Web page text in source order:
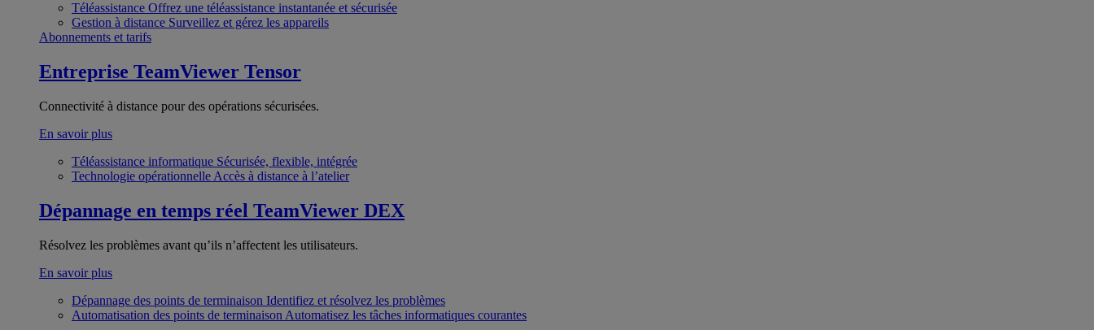
Téléassistance Offrez une téléassistance instantanée et sécurisée
Gestion à distance Surveillez et gérez les appareils
Abonnements et tarifs
Entreprise TeamViewer Tensor
Connectivité à distance pour des opérations sécurisées.
En savoir plus
Téléassistance informatique Sécurisée, flexible, intégrée
Technologie opérationnelle Accès à distance à l’atelier
Dépannage en temps réel TeamViewer DEX
Résolvez les problèmes avant qu’ils n’affectent les utilisateurs.
En savoir plus
Dépannage des points de terminaison Identifiez et résolvez les problèmes
Automatisation des points de terminaison Automatisez les tâches informatiques courantes